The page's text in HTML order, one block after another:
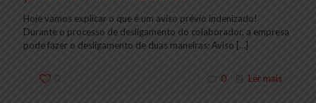
Hoje vamos explicar o que é um aviso prévio indenizado!
Durante o processo de desligamento do colaborador, a empresa
pode fazer o desligamento de duas maneiras: Aviso […]
0 0 Ler mais